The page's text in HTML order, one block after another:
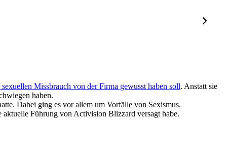
Missbrauch von der Firma gewusst haben soll. Anstatt sie
haben.
Dabei ging es vor allem um Vorfälle von Sexismus.
aktuelle Führung von Activision Blizzard versagt habe.